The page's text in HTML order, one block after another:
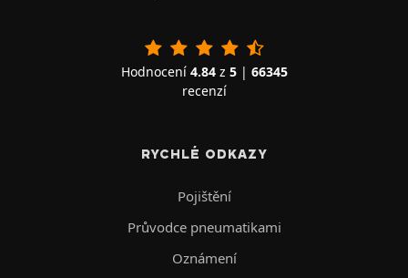
Hodnocení 4.84z 5| 66345
recenzí
RYCHLÉ ODKAZY
Pojištění
Průvodce pneumatikami
Oznámení